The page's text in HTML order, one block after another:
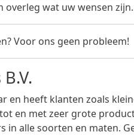
overleg wat uw wensen zijn.
Voor ons geen probleem!
en heeft klanten zoals
en met zeer grote
in alle soorten en maten.